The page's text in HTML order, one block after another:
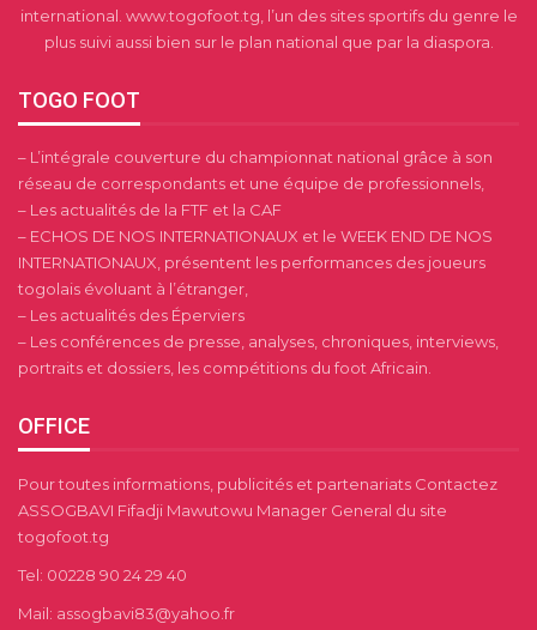
international. www.togofoot.tg, l’un des sites sportifs du genre le
plus suivi aussi bien sur le plan national que par la diaspora.
TOGO FOOT
– L’intégrale couverture du championnat national grâce à son
réseau de correspondants et une équipe de professionnels,
– Les actualités de la FTF et la CAF
– ECHOS DE NOS INTERNATIONAUX et le WEEK END DE NOS
INTERNATIONAUX, présentent les performances des joueurs
togolais évoluant à l’étranger,
– Les actualités des Éperviers
– Les conférences de presse, analyses, chroniques, interviews,
portraits et dossiers, les compétitions du foot Africain.
OFFICE
Pour toutes informations, publicités et partenariats Contactez
ASSOGBAVI Fifadji Mawutowu Manager General du site
togofoot.tg
Tel: 00228 90 24 29 40
Mail: assogbavi83@yahoo.fr